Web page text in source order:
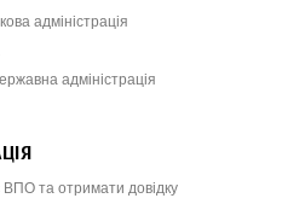
адміністрація
адміністрація
ВПО та отримати довідку